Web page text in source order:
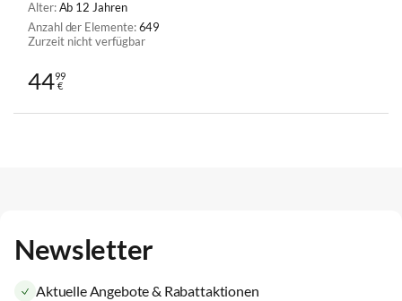
Alter:Ab 12 Jahren
Anzahl der Elemente:649
Zurzeit nicht verfügbar
4499
€
Newsletter
Aktuelle Angebote & Rabattaktionen